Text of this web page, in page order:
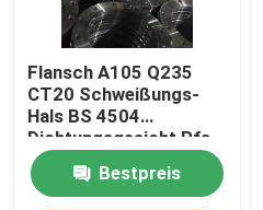
Flansch A105 Q235
CT20 Schweißungs-
Hals BS 4504
Dichtungsgesicht Rfs
FF
Bestpreis